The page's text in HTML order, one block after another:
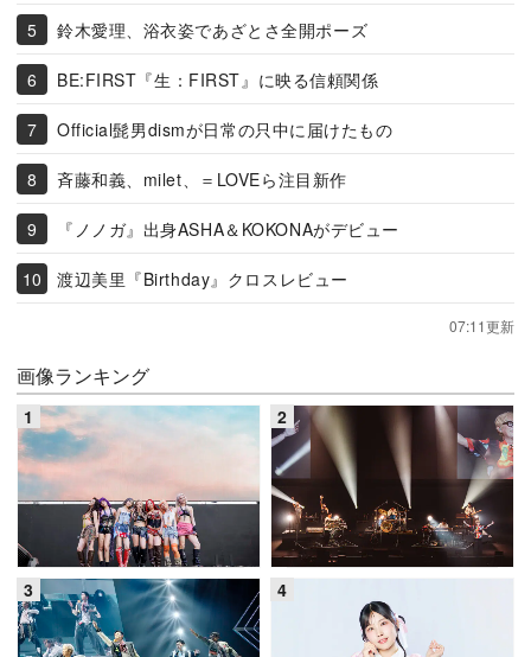
鈴木愛理、浴衣姿であざとさ全開ポーズ
BE:FIRST『生：FIRST』に映る信頼関係
Official髭男dismが日常の只中に届けたもの
斉藤和義、milet、＝LOVEら注目新作
『ノノガ』出身ASHA＆KOKONAがデビュー
渡辺美里『Birthday』クロスレビュー
07:11更新
画像ランキング